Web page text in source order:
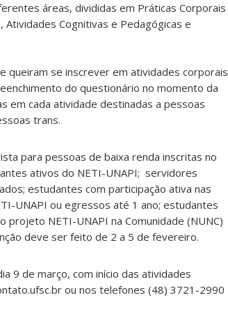
áreas, divididas em Práticas Corporais
Atividades Cognitivas e Pedagógicas e
queiram se inscrever em atividades corporais
do questionário no momento da
em cada atividade destinadas a pessoas
trans.
para pessoas de baixa renda inscritas no
ativos do NETI-UNAPI; servidores
estudantes com participação ativa nas
UNAPI ou egressos até 1 ano; estudantes
projeto NETI-UNAPI na Comunidade (NUNC)
deve ser feito de 2 a 5 de fevereiro.
9 de março, com início das atividades
ou nos telefones (48) 3721-2990